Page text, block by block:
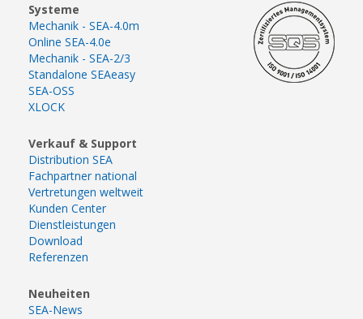
Systeme
Mechanik - SEA-4.0m
Online SEA-4.0e
Mechanik - SEA-2/3
Standalone SEAeasy
SEA-OSS
XLOCK
Verkauf & Support
Distribution SEA
Fachpartner national
Vertretungen weltweit
Kunden Center
Dienstleistungen
Download
Referenzen
Neuheiten
SEA-News